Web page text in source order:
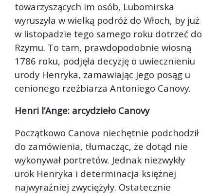
towarzyszących im osób, Lubomirska
wyruszyła w wielką podróż do Włoch, by już
w listopadzie tego samego roku dotrzeć do
Rzymu. To tam, prawdopodobnie wiosną
1786 roku, podjęła decyzję o uwiecznieniu
urody Henryka, zamawiając jego posąg u
cenionego rzeźbiarza Antoniego Canovy.
Henri l’Ange: arcydzieło Canovy
Początkowo Canova niechętnie podchodził
do zamówienia, tłumacząc, że dotąd nie
wykonywał portretów. Jednak niezwykły
urok Henryka i determinacja księżnej
najwyraźniej zwyciężyły. Ostatecznie